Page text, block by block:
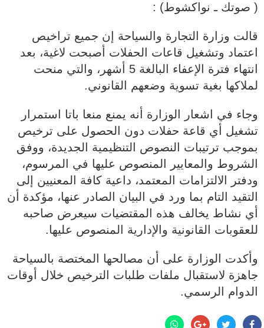
( صوتك ـ نواكشوط) :
قالت وزارة التجارة والسياحة إن جميع تراخيص
اعتماد وتشغيل قاعات الحفلات أصبحت لاغية، بعد
انتهاء فترة الإعفاء البالغة 5 أشهر، والتي منحت
لملاكها بغية تسوية وضعهم القانوني.
وجاء في اشعار الوزارة أنه يمنع منعا باتا استمرار
تشغيل أي قاعة حفلات دون الحصول على ترخيص
بموجب ترتيبات النصوص التنظيمية الجديدة، ووفق
الشروط والمعايير المنصوص عليها في المرسوم،
ودفتر الالتزامات المعتمد، داعية كافة المعنيين إلى
التقيد التام بما ورد في البيان الصادر عنها، مؤكدة أن
أي نشاط يخالف هذه المقتضيات سيعرض صاحبه
للعقوبات القانونية والإدارية المنصوص عليها.
وأكدت الوزارة على أن مصالحها المختصة بالسياحة
جاهزة لاستقبال ملفات طلبات الترخيص خلال أوقات
الدوام الرسمي.